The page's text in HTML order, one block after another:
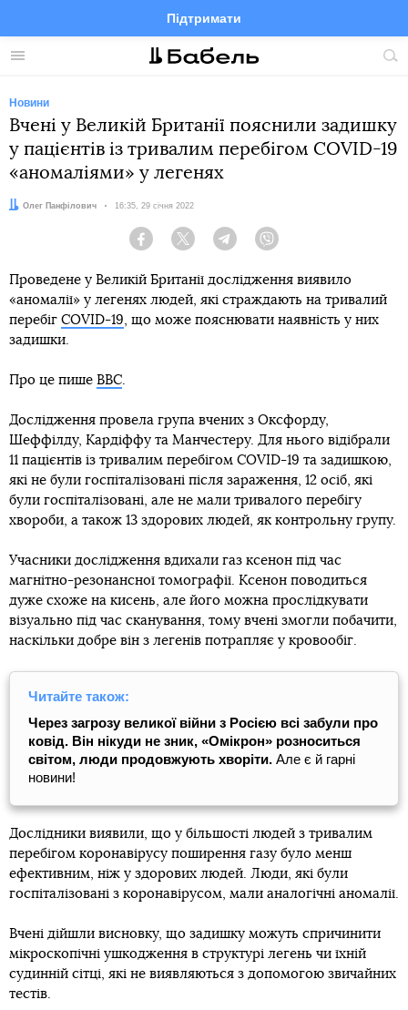
Меню
Підтримати
FacebookTelegramTwitter
Новини
Вчені у Великій Британії пояснили задишку
у пацієнтів із тривалим перебігом COVID-19
«аномаліями» у легенях
Автор:
Олег Панфілович Дата:
16:35, 29 січня 2022
Facebook Twitter Telegram
Проведене у Великій Британії дослідження виявило
«аномалії» у легенях людей, які страждають на тривалий
перебіг COVID-19, що може пояснювати наявність у них
задишки.
Про це пише ВВС.
Дослідження провела група вчених з Оксфорду,
Шеффілду, Кардіффу та Манчестеру. Для нього відібрали
11 пацієнтів із тривалим перебігом COVID-19 та задишкою,
які не були госпіталізовані після зараження, 12 осіб, які
були госпіталізовані, але не мали тривалого перебігу
хвороби, а також 13 здорових людей, як контрольну групу.
Учасники дослідження вдихали газ ксенон під час
магнітно-резонансної томографії. Ксенон поводиться
дуже схоже на кисень, але його можна прослідкувати
візуально під час сканування, тому вчені змогли побачити,
наскільки добре він з легенів потрапляє у кровообіг.
Читайте також:
Через загрозу великої війни з Росією всі забули про
ковід. Він нікуди не зник, «Омікрон» розноситься
світом, люди продовжують хворіти. Але є й гарні
новини!
Дослідники виявили, що у більшості людей з тривалим
перебігом коронавірусу поширення газу було менш
ефективним, ніж у здорових людей. Люди, які були
госпіталізовані з коронавірусом, мали аналогічні аномалії.
Вчені дійшли висновку, що задишку можуть спричинити
мікроскопічні ушкодження в структурі легень чи їхній
судинній сітці, які не виявляються з допомогою звичайних
тестів.